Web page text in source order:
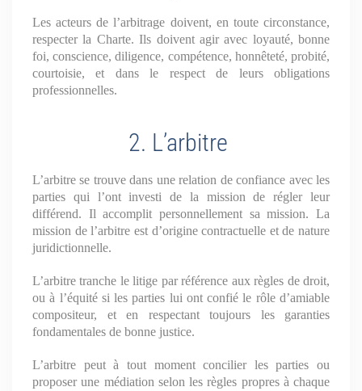
Les acteurs de l’arbitrage doivent, en toute circonstance,
respecter la Charte. Ils doivent agir avec loyauté, bonne
foi, conscience, diligence, compétence, honnêteté, probité,
courtoisie, et dans le respect de leurs obligations
professionnelles.
2. L’arbitre
L’arbitre se trouve dans une relation de confiance avec les
parties qui l’ont investi de la mission de régler leur
différend. Il accomplit personnellement sa mission. La
mission de l’arbitre est d’origine contractuelle et de nature
juridictionnelle.
L’arbitre tranche le litige par référence aux règles de droit,
ou à l’équité si les parties lui ont confié le rôle d’amiable
compositeur, et en respectant toujours les garanties
fondamentales de bonne justice.
L’arbitre peut à tout moment concilier les parties ou
proposer une médiation selon les règles propres à chaque